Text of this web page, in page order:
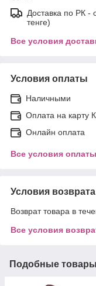
Доставка по РК -
тенге)
Все условия
Условия оплаты
Наличными
Оплата на карту
Онлайн оплата
Все условия оплаты
Условия возврата
Возврат товара в
Все условия
Подобные